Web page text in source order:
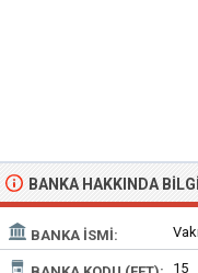
BANKA HAKKINDA
BANKA İSMI:
15